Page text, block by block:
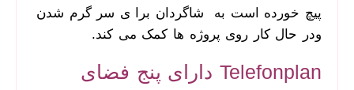
پیچ خورده است به شاگردان برا ی سر گرم شدن
ودر حال کار روی پروژه ها کمک می کند.
Telefonplan دارای پنج فضای